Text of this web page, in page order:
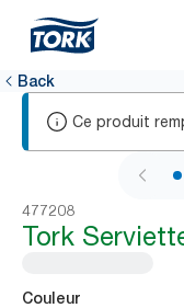
Back
Ce produit
477208
Tork
Couleur